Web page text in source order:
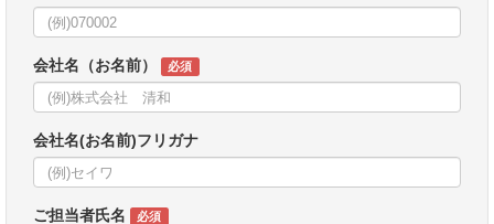
会社名（お名前） 必須
会社名(お名前)フリガナ
ご担当者氏名 必須